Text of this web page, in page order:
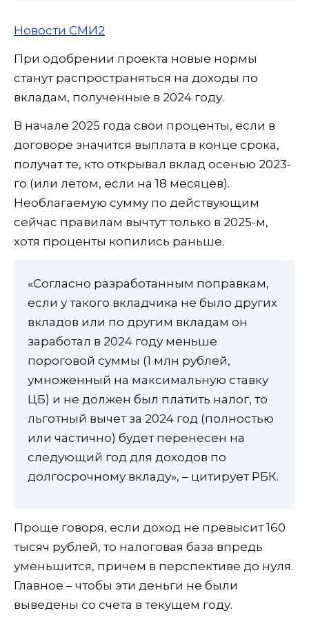
Новости СМИ2
При одобрении проекта новые нормы
станут распространяться на доходы по
вкладам, полученные в 2024 году.
В начале 2025 года свои проценты, если в
договоре значится выплата в конце срока,
получат те, кто открывал вклад осенью 2023-
го (или летом, если на 18 месяцев).
Необлагаемую сумму по действующим
сейчас правилам вычтут только в 2025-м,
хотя проценты копились раньше.
«Согласно разработанным поправкам,
если у такого вкладчика не было других
вкладов или по другим вкладам он
заработал в 2024 году меньше
пороговой суммы (1 млн рублей,
умноженный на максимальную ставку
ЦБ) и не должен был платить налог, то
льготный вычет за 2024 год (полностью
или частично) будет перенесен на
следующий год для доходов по
долгосрочному вкладу», – цитирует РБК.
Проще говоря, если доход не превысит 160
тысяч рублей, то налоговая база впредь
уменьшится, причем в перспективе до нуля.
Главное – чтобы эти деньги не были
выведены со счета в текущем году.